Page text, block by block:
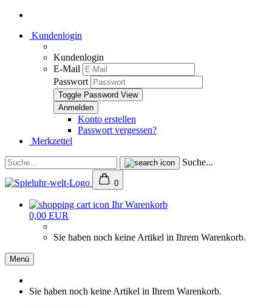
Kundenlogin
Kundenlogin
E-Mail
Passwort
Toggle Password View
Konto erstellen
Passwort vergessen?
Merkzettel
Suche...
0
Ihr Warenkorb
0,00 EUR
Sie haben noch keine Artikel in Ihrem Warenkorb.
Menü
Sie haben noch keine Artikel in Ihrem Warenkorb.